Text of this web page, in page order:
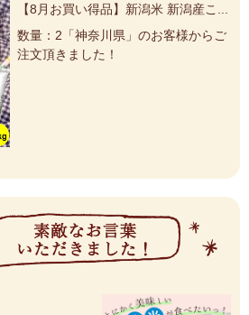
【令和7年産】新潟米 新潟産コシヒ...
数量：4「大阪府」のお客様からご注
文頂きました！
特急便 無洗米 吟精 魚沼産コシヒ...
数量：2「愛知県」のお客様からご注
文頂きました！
【8月お買い得品】新潟米 新潟産こ...
数量：2「神奈川県」のお客様からご
注文頂きました！
【令和7年産】米物語 岩船産コシヒ...
数量：2「東京都」のお客様からご注
文頂きました！
無洗米 吟精 新潟産コシヒカリ 5kg
数量：2「愛知県」のお客様からご注
文頂きました！
無洗米 吟精 新潟産コシヒカリ 5kg
数量：2「愛知県」のお客様からご注
文頂きました！
【令和7年産】新潟米 新潟産コシヒ...
数量：2「愛知県」のお客様からご注
文頂きました！
【8月お買い得品】オリジナル無洗...
数量：1「東京都」のお客様からご注
文頂きました！
十六穀ごはん 30g×6袋
数量：1「東京都」のお客様からご注
文頂きました！
佐渡産コシヒカリ特別栽培米朱鷺と...
数量：1「東京都」のお客様からご注
文頂きました！
【令和7年産】米物語 魚沼産コシヒ...
数量：2「神奈川県」のお客様からご
注文頂きました！
米物語 魚沼産コシヒカリ南魚沼 5kg
数量：3「神奈川県」のお客様からご
注文頂きました！
【令和7年産】新潟米 新潟産コシヒ...
数量：2「山梨県」のお客様からご注
文頂きました！
米物語 魚沼産コシヒカリ南魚沼 5kg
数量：2「大阪府」のお客様からご注
文頂きました！
【令和7年産】無洗米 吟精 新潟産...
数量：5「東京都」のお客様からご注
文頂きました！
【8月お買い得品】無洗米 吟精 新...
数量：2「東京都」のお客様からご注
文頂きました！
魚沼こがねもち(300g) F-128
数量：7「東京都」のお客様からご注
文頂きました！
特急便 オリジナル無洗米新潟産コ...
数量：1「北海道」のお客様からご注
文頂きました！
新潟米こしひかり&こしいぶき食べ...
数量：1「千葉県」のお客様からご注
文頂きました！
新潟米 万福米(manpukumai) 魚沼
産...
数量：25「大阪府」のお客様からご
【8月お買い得品】オリジナル無洗...
数量：1「兵庫県」のお客様からご注
文頂きました！
特急便 無洗米 吟精 魚沼産コシヒ...
数量：1「兵庫県」のお客様からご注
文頂きました！
【令和7年産】無洗米 吟精 新潟産...
数量：2「愛知県」のお客様からご注
文頂きました！
【令和7年産】新潟米 新潟産コシヒ...
数量：2「東京都」のお客様からご注
文頂きました！
無洗米 吟精 新潟産コシヒカリ 5kg
数量：1「東京都」のお客様からご注
文頂きました！
黒川産コシヒカリ 天水田 5kg
数量：1「兵庫県」のお客様からご注
文頂きました！
【8月お買い得品】オリジナル無洗...
数量：1「奈良県」のお客様からご注
文頂きました！
新潟アイスセレクション12個入り
数量：1「東京都」のお客様からご注
文頂きました！
【8月お買い得品】新潟米 新潟産こ...
数量：1「宮城県」のお客様からご注
文頂きました！
【令和7年産】魚沼産コシヒカリ八...
数量：2「神奈川県」のお客様からご
注文頂きました！
【8月お買い得品】オリジナル無洗...
数量：1「京都府」のお客様からご注
文頂きました！
玄米 新潟県産コシヒカリ 2kg
数量：1「京都府」のお客様からご注
文頂きました！
【8月お買い得品】オリジナル無洗...
数量：1「東京都」のお客様からご注
文頂きました！
【8月お買い得品】オリジナル無洗...
数量：1「埼玉県」のお客様からご注
文頂きました！
【8月お買い得品】新潟米 新潟産こ...
数量：1「東京都」のお客様からご注
文頂きました！
【8月お買い得品】オリジナル無洗...
数量：1「東京都」のお客様からご注
文頂きました！
【8月お買い得品】オリジナル無洗...
数量：2「東京都」のお客様からご注
文頂きました！
戸頭大麦屋 新潟産もち麦(600g)
数量：1「東京都」のお客様からご注
文頂きました！
米物語 魚沼産コシヒカリ南魚沼 5kg
数量：1「東京都」のお客様からご注
文頂きました！
米物語 新潟産コシヒカリJA上越 5kg
数量：1「千葉県」のお客様からご注
文頂きました！
オリジナル無洗米 南魚沼産コシヒ...
数量：1「神奈川県」のお客様からご
注文頂きました！
無洗米 吟精 新潟産コシヒカリ 5kg
数量：1「埼玉県」のお客様からご注
文頂きました！
令和7年産 無洗米 吟精 新潟産こし...
数量：2「埼玉県」のお客様からご注
文頂きました！
【令和7年産】佐渡産コシヒカリ特...
数量：6「東京都」のお客様からご注
文頂きました！
【令和7年産】無洗米 吟精 新潟産...
数量：1「東京都」のお客様からご注
文頂きました！
【令和7年産】米物語 魚沼産コシヒ...
数量：1「兵庫県」のお客様からご注
文頂きました！
【令和7年産】無洗米 吟精 魚沼産...
数量：3「千葉県」のお客様からご注
文頂きました！
【令和7年産】新潟米 【無洗米】新...
数量：3「神奈川県」のお客様からご
注文頂きました！
新潟米 【無洗米】新潟産新之助5kg
数量：3「千葉県」のお客様からご注
文頂きました！
無洗米 吟精 新潟産コシヒカリ 5kg
数量：1「埼玉県」のお客様からご注
文頂きました！